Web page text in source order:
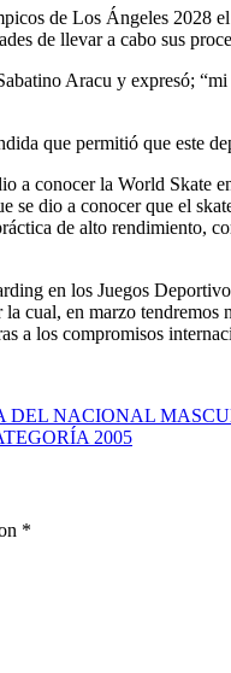
de Los Ángeles 2028
de llevar a cabo sus
Aracu y expresó;
que permitió que este
conocer la World Skate
se dio a conocer que el
de alto
en los Juegos
cual, en marzo
los compromisos
DEL NACIONAL
2005
*